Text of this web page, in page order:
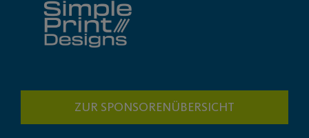
ZUR SPONSORENÜBERSICHT